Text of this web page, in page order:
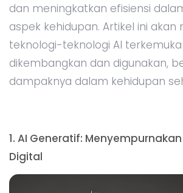
dan meningkatkan efisiensi
aspek kehidupan. Artikel ini
teknologi-teknologi AI
dikembangkan dan digunakan,
dampaknya dalam kehidupan
1. AI Generatif:
Digital